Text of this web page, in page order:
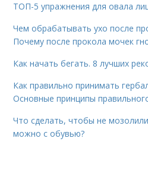
ТОП-5 упражнения для овала
Чем обрабатывать ухо после
Почему после прокола мочек
Как начать бегать. 8 лучших
Как правильно принимать
Основные принципы
Что сделать, чтобы не
можно с обувью?